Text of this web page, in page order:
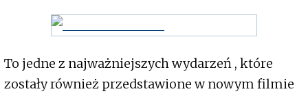
To jedne z najważniejszych wydarzeń , które
zostały również przedstawione w nowym filmie